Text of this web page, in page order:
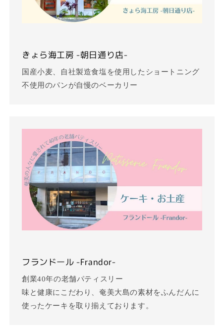
きょら海工房 -朝日通り店-
国産小麦、自社製造食塩を使用したショートニング
不使用のパンが自慢のベーカリー
フランドール -Frandor-
創業40年の老舗パティスリー
味と健康にこだわり、奄美大島の素材をふんだんに
使ったケーキを取り揃えております。